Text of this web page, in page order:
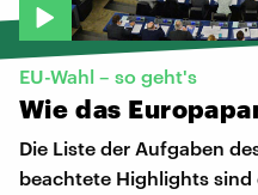
EU-Wahl – so geht's
Wie das
Die Liste der Aufgaben
beachtete Highlights sind